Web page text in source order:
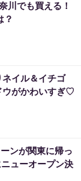
川でも買える！
？
イル＆イチゴ
ウがかわいすぎ♡
ンが関東に帰っ
ューオープン決